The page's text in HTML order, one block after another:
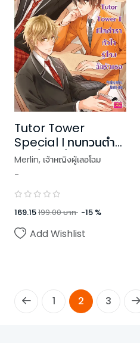
Tutor Tower
Special I ทบทวนตำรา
อีกครั้ง ใจนี้ยังมีเธอ
Merlin, เจ้าหญิงผู้เลอโฉม
-
169.15199.00บาท -15 %
Add Wishlist
1 2 3